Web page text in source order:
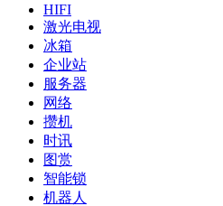
HIFI
激光电视
冰箱
企业站
服务器
网络
攒机
时讯
图赏
智能锁
机器人